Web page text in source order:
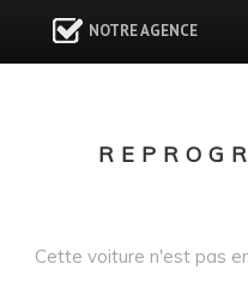
NOTRE AGENCE
Cette voiture n'est pas